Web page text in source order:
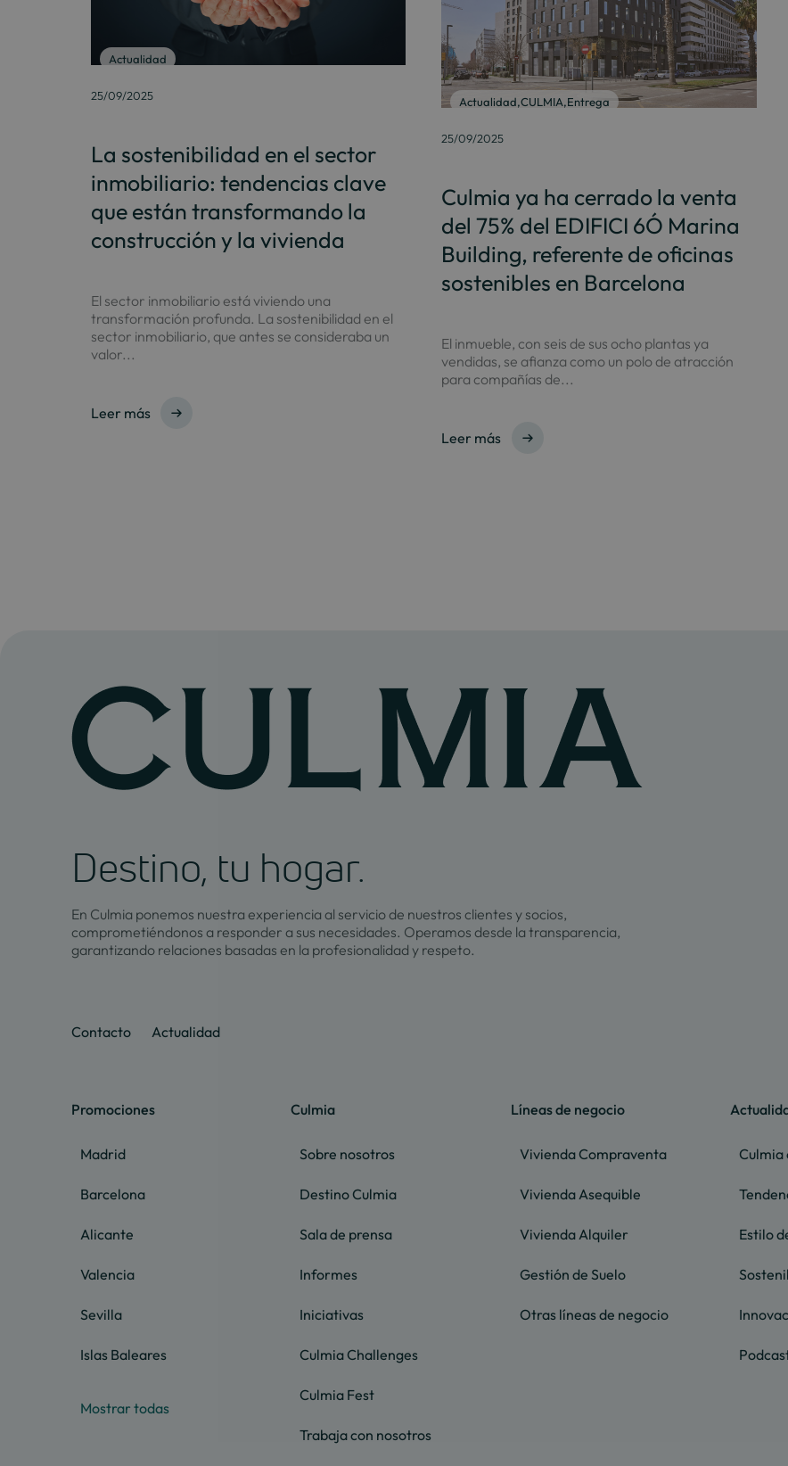
Actualidad
25/09/2025
La sostenibilidad en el sector
inmobiliario: tendencias clave
que están transformando la
construcción y la vivienda
El sector inmobiliario está viviendo una
transformación profunda. La sostenibilidad en el
sector inmobiliario, que antes se consideraba un
valor...
Leer más
Actualidad,CULMIA,Entrega
25/09/2025
Culmia ya ha cerrado la venta
del 75% del EDIFICI 6Ó Marina
Building, referente de oficinas
sostenibles en Barcelona
El inmueble, con seis de sus ocho plantas ya
vendidas, se afianza como un polo de atracción
para compañías de...
Leer más
Destino, tu hogar.
En Culmia ponemos nuestra experiencia al servicio de nuestros clientes y socios,
comprometiéndonos a responder a sus necesidades. Operamos desde la transparencia,
garantizando relaciones basadas en la profesionalidad y respeto.
Contacto Actualidad
Promociones
Madrid
Barcelona
Alicante
Valencia
Sevilla
Islas Baleares
Mostrar todas
Culmia
Sobre nosotros
Destino Culmia
Sala de prensa
Informes
Iniciativas
Culmia Challenges
Culmia Fest
Trabaja con nosotros
Líneas de negocio
Vivienda Compraventa
Vivienda Asequible
Vivienda Alquiler
Gestión de Suelo
Otras líneas de negocio
Culmia
Estilo